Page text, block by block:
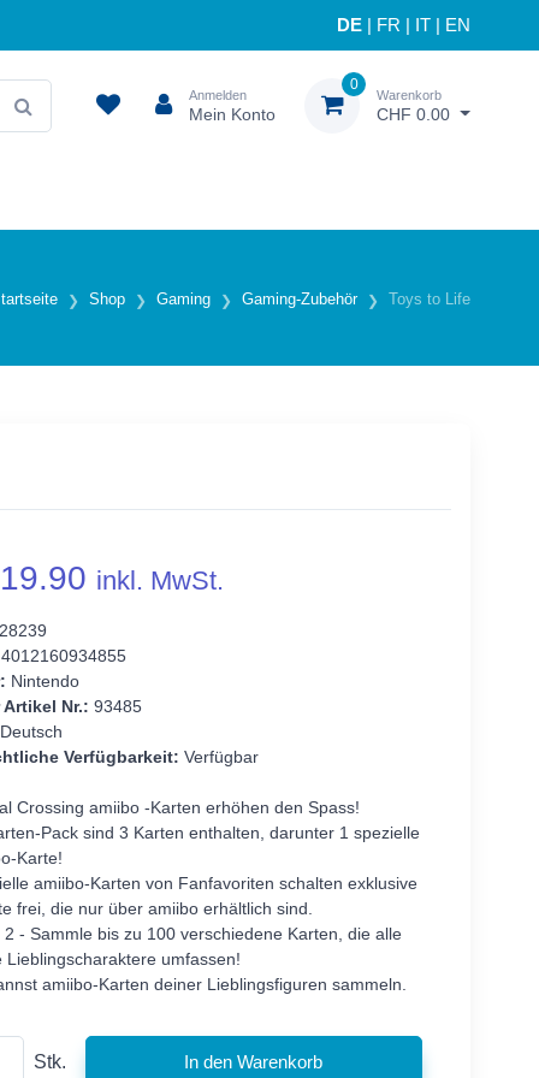
DE FR IT EN
Anmelden
Mein Konto
0
Warenkorb
CHF 0.00
Shop Gaming Gaming-Zubehör Toys to Life
inkl. MwSt.
Nintendo
Nr.: 93485
Verfügbarkeit: Verfügbar
Crossing amiibo -Karten erhöhen den Spass!
Pack sind 3 Karten enthalten, darunter 1 spezielle
Karte!
amiibo-Karten von Fanfavoriten schalten exklusive
frei, die nur über amiibo erhältlich sind.
2 - Sammle bis zu 100 verschiedene Karten, die alle
Lieblingscharaktere umfassen!
amiibo-Karten deiner Lieblingsfiguren sammeln.
Stk.